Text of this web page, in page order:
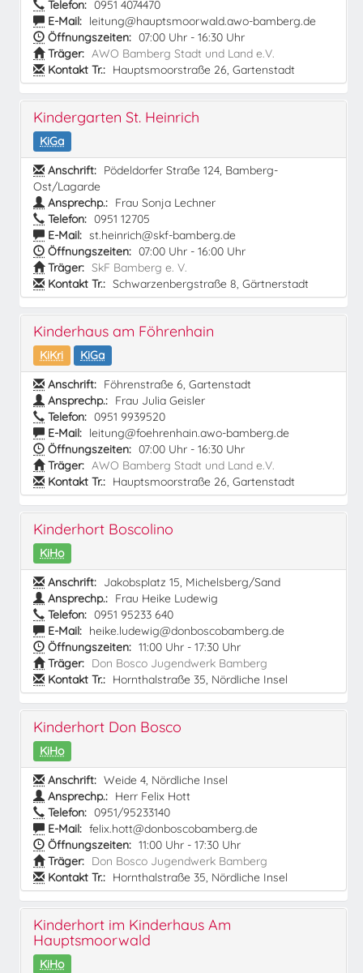
Telefon: 0951 4074470
E-Mail: leitung@hauptsmoorwald.awo-bamberg.de
Öffnungszeiten: 07:00 Uhr - 16:30 Uhr
Träger: AWO Bamberg Stadt und Land e.V.
Kontakt Tr.: Hauptsmoorstraße 26, Gartenstadt
Kindergarten St. Heinrich
KiGa
Anschrift: Pödeldorfer Straße 124, Bamberg-
Ost/Lagarde
Ansprechp.: Frau Sonja Lechner
Telefon: 0951 12705
E-Mail: st.heinrich@skf-bamberg.de
Öffnungszeiten: 07:00 Uhr - 16:00 Uhr
Träger: SkF Bamberg e. V.
Kontakt Tr.: Schwarzenbergstraße 8, Gärtnerstadt
Kinderhaus am Föhrenhain
KiKri
KiGa
Anschrift: Föhrenstraße 6, Gartenstadt
Ansprechp.: Frau Julia Geisler
Telefon: 0951 9939520
E-Mail: leitung@foehrenhain.awo-bamberg.de
Öffnungszeiten: 07:00 Uhr - 16:30 Uhr
Träger: AWO Bamberg Stadt und Land e.V.
Kontakt Tr.: Hauptsmoorstraße 26, Gartenstadt
Kinderhort Boscolino
KiHo
Anschrift: Jakobsplatz 15, Michelsberg/Sand
Ansprechp.: Frau Heike Ludewig
Telefon: 0951 95233 640
E-Mail: heike.ludewig@donboscobamberg.de
Öffnungszeiten: 11:00 Uhr - 17:30 Uhr
Träger: Don Bosco Jugendwerk Bamberg
Kontakt Tr.: Hornthalstraße 35, Nördliche Insel
Kinderhort Don Bosco
KiHo
Anschrift: Weide 4, Nördliche Insel
Ansprechp.: Herr Felix Hott
Telefon: 0951/95233140
E-Mail: felix.hott@donboscobamberg.de
Öffnungszeiten: 11:00 Uhr - 17:30 Uhr
Träger: Don Bosco Jugendwerk Bamberg
Kontakt Tr.: Hornthalstraße 35, Nördliche Insel
Kinderhort im Kinderhaus Am
Hauptsmoorwald
KiHo